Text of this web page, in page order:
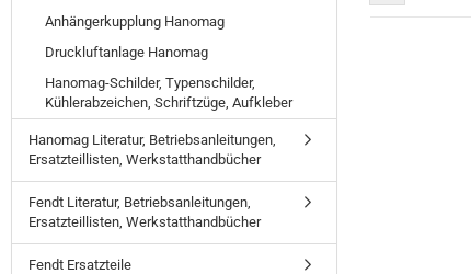
Anhängerkupplung Hanomag
Druckluftanlage Hanomag
Hanomag-Schilder, Typenschilder,
Kühlerabzeichen, Schriftzüge, Aufkleber
Hanomag Literatur, Betriebsanleitungen,
Ersatzteillisten, Werkstatthandbücher
Fendt Literatur, Betriebsanleitungen,
Ersatzteillisten, Werkstatthandbücher
Fendt Ersatzteile